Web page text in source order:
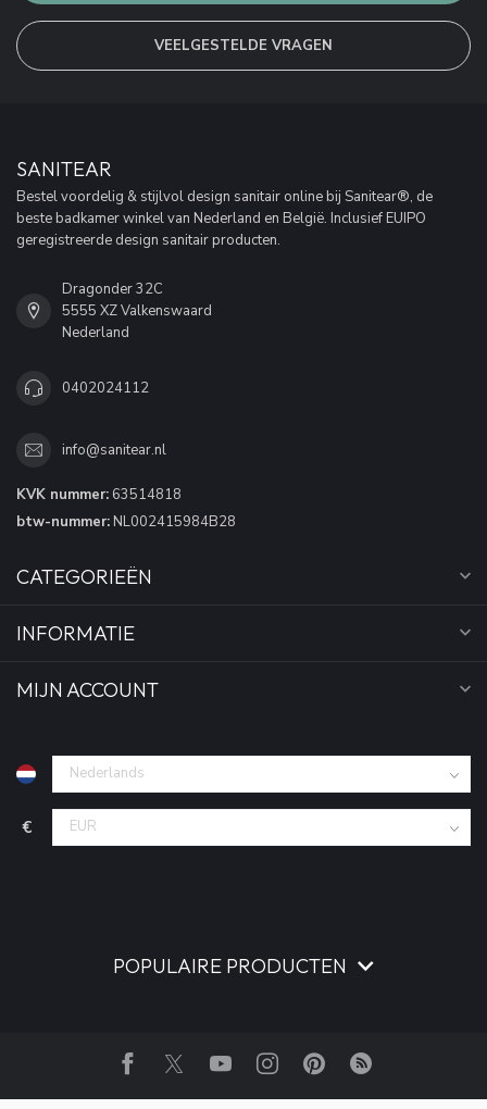
VEELGESTELDE VRAGEN
SANITEAR
Bestel voordelig & stijlvol design sanitair online bij Sanitear®, de
beste badkamer winkel van Nederland en België. Inclusief EUIPO
geregistreerde design sanitair producten.
Dragonder 32C
5555 XZ Valkenswaard
Nederland
0402024112
info@sanitear.nl
KVK nummer: 63514818
btw-nummer: NL002415984B28
CATEGORIEËN
INFORMATIE
MIJN ACCOUNT
€
POPULAIRE PRODUCTEN